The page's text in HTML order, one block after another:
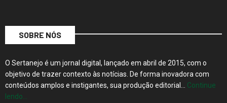
SOBRE NÓS
O Sertanejo é um jornal digital, lançado em abril de 2015, com o
objetivo de trazer contexto às notícias. De forma inovadora com
conteúdos amplos e instigantes, sua produção editorial… Continue
lendo…